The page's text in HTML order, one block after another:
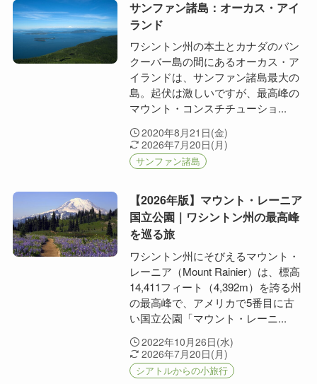
サンファン諸島：オーカス・アイ
ランド
ワシントン州の本土とカナダのバン
クーバー島の間にあるオーカス・ア
イランドは、サンファン諸島最大の
島。起伏は激しいですが、最高峰の
マウント・コンスチチューショ...
2020年8月21日(金)
2026年7月20日(月)
サンファン諸島
【2026年版】マウント・レーニア
国立公園｜ワシントン州の最高峰
を巡る旅
ワシントン州にそびえるマウント・
レーニア（Mount Rainier）は、標高
14,411フィート（4,392m）を誇る州
の最高峰で、アメリカで5番目に古
い国立公園「マウント・レーニ...
2022年10月26日(水)
2026年7月20日(月)
シアトルからの小旅行